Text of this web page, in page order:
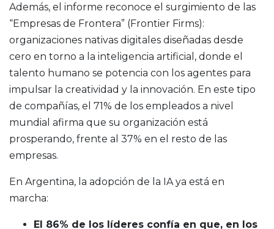
Además, el informe reconoce el surgimiento de las
“Empresas de Frontera” (Frontier Firms):
organizaciones nativas digitales diseñadas desde
cero en torno a la inteligencia artificial, donde el
talento humano se potencia con los agentes para
impulsar la creatividad y la innovación. En este tipo
de compañías, el 71% de los empleados a nivel
mundial afirma que su organización está
prosperando, frente al 37% en el resto de las
empresas.
En Argentina, la adopción de la IA ya está en
marcha:
El 86% de los líderes confía en que, en los